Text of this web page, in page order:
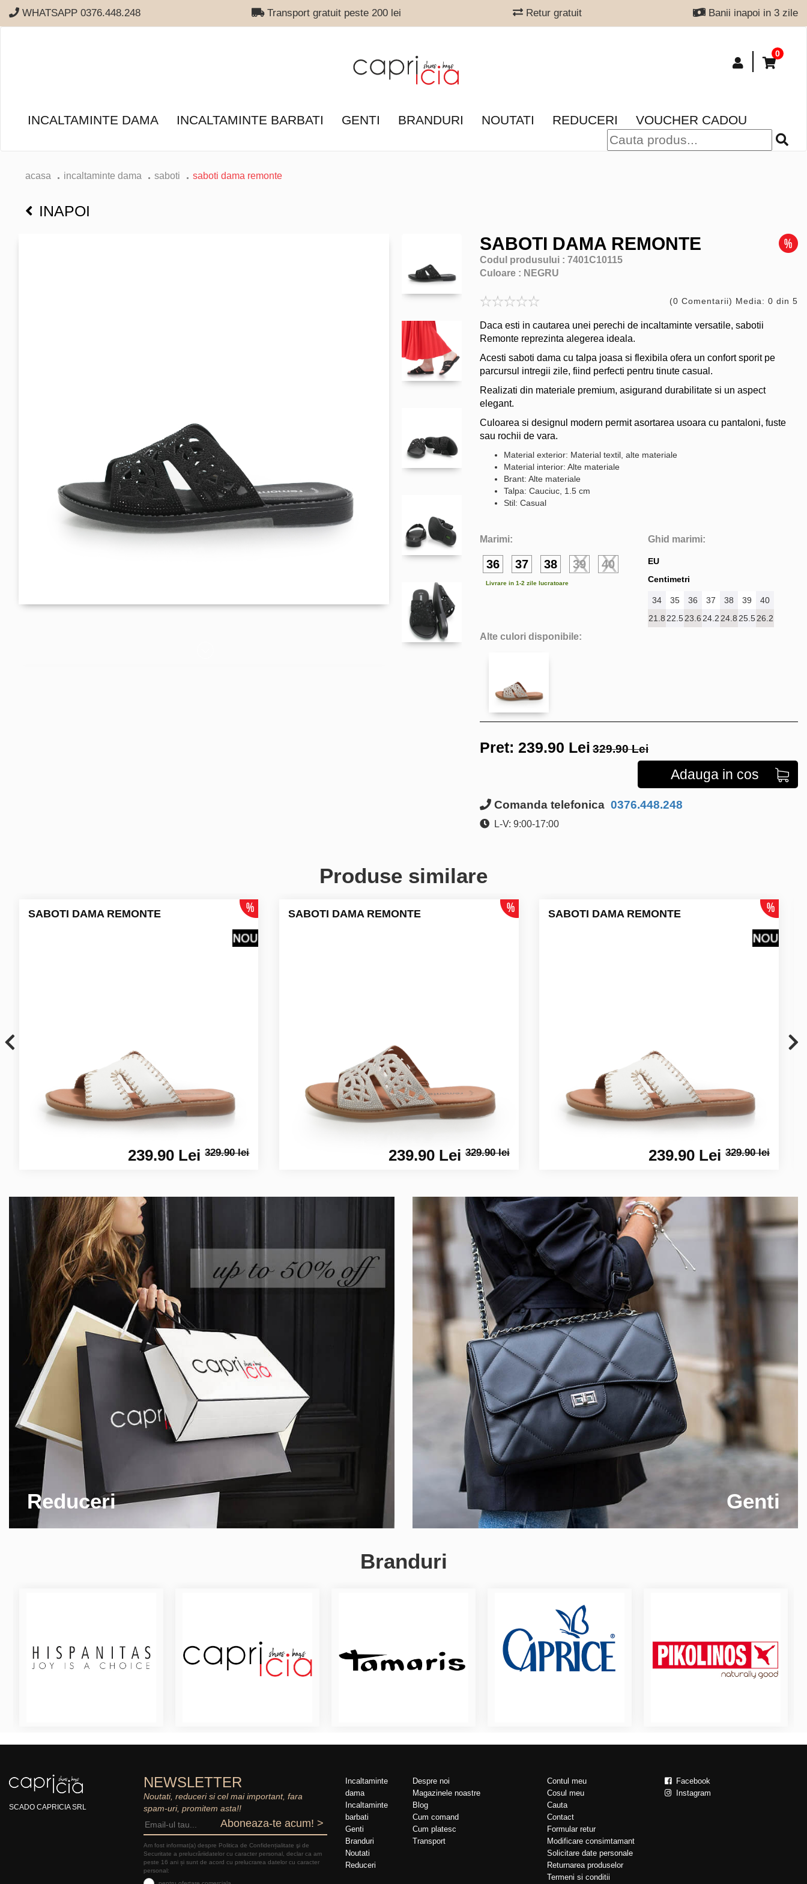
WHATSAPP 0376.448.248 Transport gratuit peste 200 lei Retur gratuit Banii inapoi in 3 zile
0
INCALTAMINTE DAMA INCALTAMINTE BARBATI GENTI BRANDURI NOUTATI REDUCERI VOUCHER CADOU
acasa incaltaminte dama saboti saboti dama remonte
INAPOI
SABOTI DAMA REMONTE
Codul produsului : 7401C10115
Culoare : NEGRU
(0 Comentarii) Media: 0 din 5
Daca esti in cautarea unei perechi de incaltaminte versatile, sabotii
Remonte reprezinta alegerea ideala.
Acesti saboti dama cu talpa joasa si flexibila ofera un confort sporit pe
parcursul intregii zile, fiind perfecti pentru tinute casual.
Realizati din materiale premium, asigurand durabilitate si un aspect
elegant.
Culoarea si designul modern permit asortarea usoara cu pantaloni, fuste
sau rochii de vara.
Material exterior: Material textil, alte materiale
Material interior: Alte materiale
Brant: Alte materiale
Talpa: Cauciuc, 1.5 cm
Stil: Casual
Marimi:
36 37 38 39 40
Livrare in 1-2 zile lucratoare
Ghid marimi:
EU
Centimetri
34 35 36 37 38 39
40
21.8 22.523.6 24.2 24.8 25.526.2
Alte culori disponibile:
Pret: 239.90 Lei 329.90 Lei
Adauga in cos
Comanda telefonica 0376.448.248
L-V: 9:00-17:00
Produse similare
SABOTI DAMA REMONTE
239.90 Lei329.90 lei
SABOTI DAMA REMONTE
239.90 Lei329.90 lei
SABOTI DAMA REMONTE
239.90 Lei329.90 lei
Reduceri Genti
Branduri
SCADO CAPRICIA SRL
NEWSLETTER
Noutati, reduceri si cel mai important, fara
spam-uri, promitem asta!!
Aboneaza-te acum! >
Am fost informat(a) despre Politica de Confidențialitate şi de
Securitate a prelucrăriidatelor cu caracter personal, declar ca am
peste 16 ani și sunt de acord cu prelucrarea datelor cu caracter
personal:
Incaltaminte
dama
Incaltaminte
barbati
Genti
Branduri
Noutati
Reduceri
Despre noi
Magazinele noastre
Blog
Cum comand
Cum platesc
Transport
Contul meu
Cosul meu
Cauta
Contact
Formular retur
Modificare consimtamant
Solicitare date personale
Returnarea produselor
Termeni si conditii
Facebook
Instagram